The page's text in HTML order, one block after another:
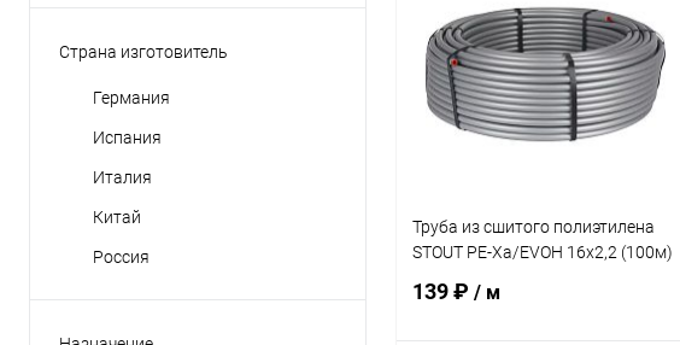
Россия
Страна изготовитель
Германия
Испания
Италия
Китай
Россия
Купить в 1 клик Сравнение
В избранное В наличии
Труба из сшитого полиэтилена
STOUT PE-Xa/EVOH 16х2,2 (100м)
139 ₽ / м